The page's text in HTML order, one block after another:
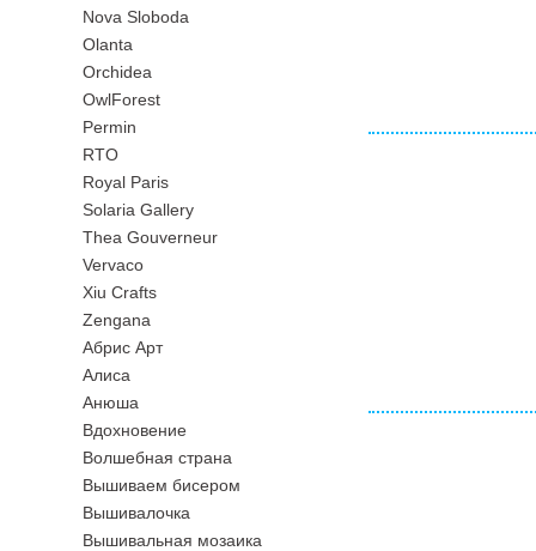
Nova Sloboda
Olanta
Orchidea
OwlForest
Permin
RTO
Royal Paris
Solaria Gallery
Thea Gouverneur
Vervaco
Xiu Crafts
Zengana
Абрис Арт
Алиса
Анюша
Вдохновение
Волшебная страна
Вышиваем бисером
Вышивалочка
Вышивальная мозаика